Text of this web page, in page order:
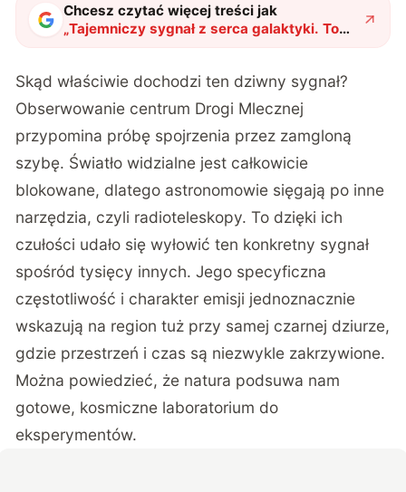
Chcesz czytać więcej treści jak
„Tajemniczy sygnał z serca galaktyki. To
wyzwanie dla teorii Einsteina"?
Skąd właściwie dochodzi ten dziwny sygnał?
Obserwowanie centrum Drogi Mlecznej
przypomina próbę spojrzenia przez zamgloną
szybę. Światło widzialne jest całkowicie
blokowane, dlatego astronomowie sięgają po inne
narzędzia, czyli radioteleskopy. To dzięki ich
czułości udało się wyłowić ten konkretny sygnał
spośród tysięcy innych. Jego specyficzna
częstotliwość i charakter emisji jednoznacznie
wskazują na region tuż przy samej czarnej dziurze,
gdzie przestrzeń i czas są niezwykle zakrzywione.
Można powiedzieć, że natura podsuwa nam
gotowe, kosmiczne laboratorium do
eksperymentów.